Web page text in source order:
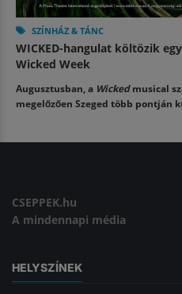
SZÍNHÁZ & TÁNC
WICKED-hangulat költözik
Wicked Week
Augusztusban, a Wickedmusical
megelőzően Szeged több pontján
CSEPPEK.hu
A mindennapi média
HELYSZÍNEK